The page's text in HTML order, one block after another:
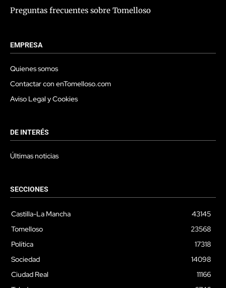
Preguntas frecuentes sobre Tomelloso
EMPRESA
Quienes somos
Contactar con enTomelloso.com
Aviso Legal y Cookies
DE INTERÉS
Últimas noticias
SECCIONES
Castilla-La Mancha
43145
Tomelloso
23568
Política
17318
Sociedad
14098
Ciudad Real
11166